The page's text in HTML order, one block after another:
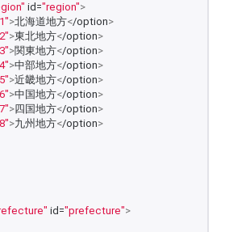
id="region">
>北海道地方</option>
>東北地方</option>
>関東地方</option>
>中部地方</option>
>近畿地方</option>
>中国地方</option>
>四国地方</option>
>九州地方</option>
id="prefecture">